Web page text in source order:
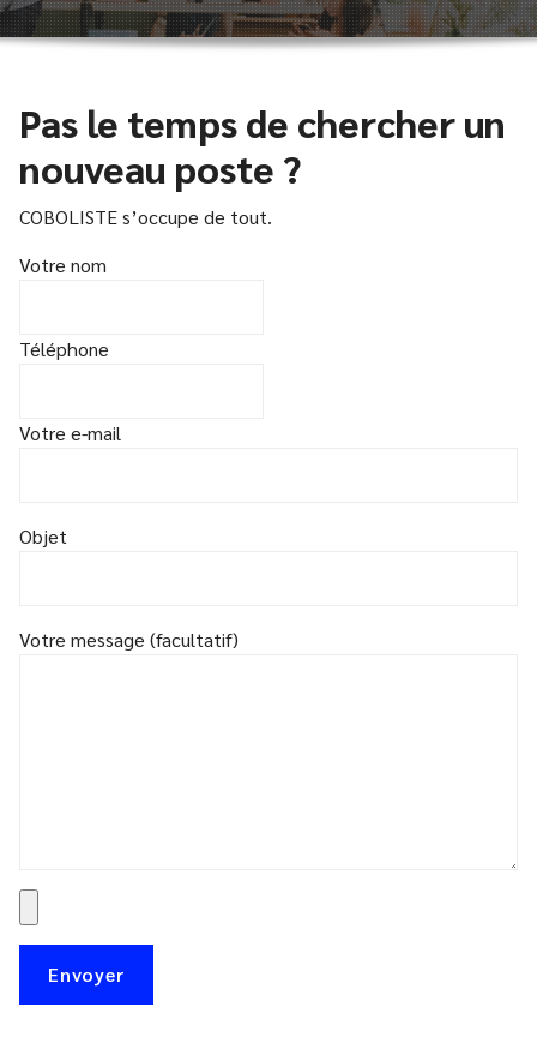
Pas le temps de chercherun
nouveau poste ?
COBOLISTE s’occupe de tout.
Votre nom
Téléphone
Votre e-mail
Objet
Votre message (facultatif)